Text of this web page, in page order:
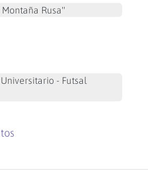
Rusa"
- Futsal